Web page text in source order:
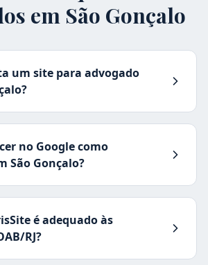
em São Gonçalo
um site para advogado
no Google como
São Gonçalo?
é adequado às
RJ?